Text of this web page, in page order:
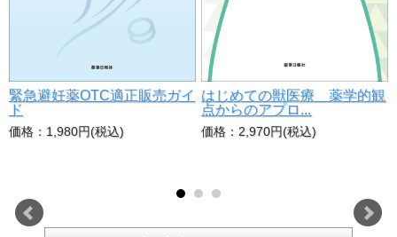
緊急避妊薬OTC適正販売ガイ
ド
価格：1,980円(税込)
はじめての獣医療 薬学的観
点からのアプロ...
価格：2,970円(税込)